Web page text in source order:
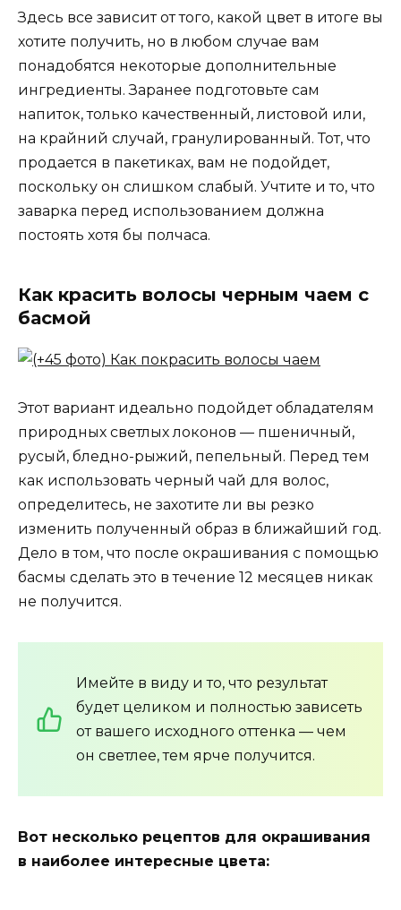
Здесь все зависит от того, какой цвет в итоге вы
хотите получить, но в любом случае вам
понадобятся некоторые дополнительные
ингредиенты. Заранее подготовьте сам
напиток, только качественный, листовой или,
на крайний случай, гранулированный. Тот, что
продается в пакетиках, вам не подойдет,
поскольку он слишком слабый. Учтите и то, что
заварка перед использованием должна
постоять хотя бы полчаса.
Как красить волосы черным чаем с
басмой
Этот вариант идеально подойдет обладателям
природных светлых локонов — пшеничный,
русый, бледно-рыжий, пепельный. Перед тем
как использовать черный чай для волос,
определитесь, не захотите ли вы резко
изменить полученный образ в ближайший год.
Дело в том, что после окрашивания с помощью
басмы сделать это в течение 12 месяцев никак
не получится.
Имейте в виду и то, что результат
будет целиком и полностью зависеть
от вашего исходного оттенка — чем
он светлее, тем ярче получится.
Вот несколько рецептов для окрашивания
в наиболее интересные цвета: